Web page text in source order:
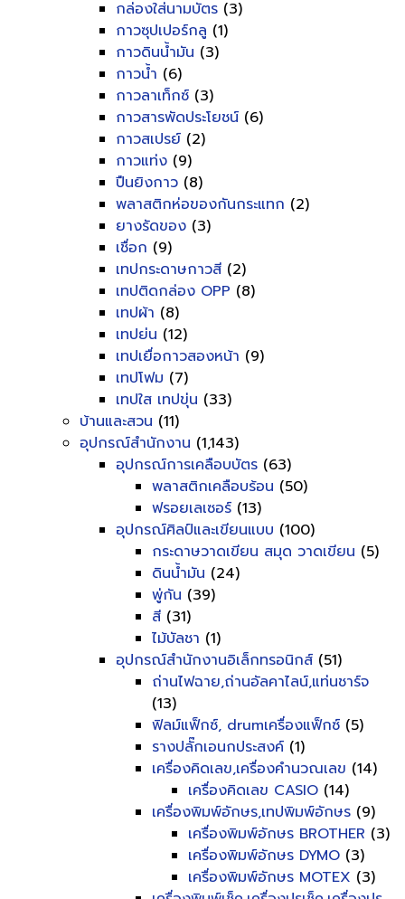
กล่องใส่นามบัตร (3)
กาวซุปเปอร์กลู (1)
กาวดินน้ำมัน (3)
กาวน้ำ (6)
กาวลาเท็กซ์ (3)
กาวสารพัดประโยชน์ (6)
กาวสเปรย์ (2)
กาวแท่ง (9)
ปืนยิงกาว (8)
พลาสติกห่อของกันกระแทก (2)
ยางรัดของ (3)
เชื่อก (9)
เทปกระดาษกาวสี (2)
เทปติดกล่อง OPP (8)
เทปผ้า (8)
เทปย่น (12)
เทปเยื่อกาวสองหน้า (9)
เทปโฟม (7)
เทปใส เทปขุ่น (33)
บ้านและสวน (11)
อุปกรณ์สำนักงาน (1,143)
อุปกรณ์การเคลือบบัตร (63)
พลาสติกเคลือบร้อน (50)
ฟรอยเลเซอร์ (13)
อุปกรณ์ศิลป์และเขียนแบบ (100)
กระดาษวาดเขียน สมุด วาดเขียน (5)
ดินน้ำมัน (24)
พู่กัน (39)
สี (31)
ไม้บัลชา (1)
อุปกรณ์สำนักงานอิเล็กทรอนิกส์ (51)
ถ่านไฟฉาย,ถ่านอัลคาไลน์,แท่นชาร์จ
(13)
ฟิลม์แฟ็กซ์, drumเครื่องแฟ็กซ์ (5)
รางปลั๊กเอนกประสงค์ (1)
เครื่องคิดเลข,เครื่องคำนวณเลข (14)
เครื่องคิดเลข CASIO (14)
เครื่องพิมพ์อักษร,เทปพิมพ์อักษร (9)
เครื่องพิมพ์อักษร BROTHER (3)
เครื่องพิมพ์อักษร DYMO (3)
เครื่องพิมพ์อักษร MOTEX (3)